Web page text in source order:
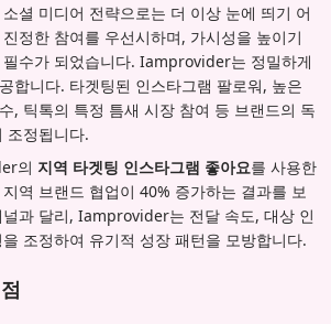
셜 미디어 전략으로는 더 이상 눈에 띄기 어
정한 참여를 우선시하며, 가시성을 높이기
수가 되었습니다. Iamprovider는 정밀하게
합니다. 타겟팅된 인스타그램 팔로워, 높은
, 틱톡의 특정 틈새 시장 참여 등 브랜드의 독
조정됩니다.
의 지역 타겟팅 인스타그램 좋아요를 사용한
역 브랜드 협업이 40% 증가하는 결과를 보
과 달리, Iamprovider는 전달 속도, 대상 인
조정하여 유기적 성장 패턴을 모방합니다.